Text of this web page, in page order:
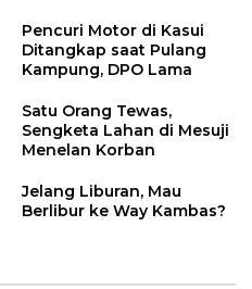
Pencuri Motor di Kasui
Ditangkap saat Pulang
Kampung, DPO Lama
Satu Orang Tewas,
Sengketa Lahan di Mesuji
Menelan Korban
Jelang Liburan, Mau
Berlibur ke Way Kambas?